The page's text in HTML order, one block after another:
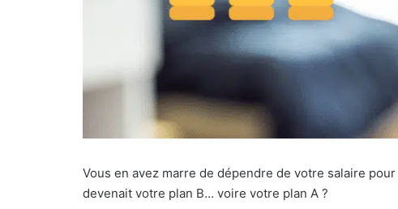
Vous en avez marre de dépendre de votre salaire
devenait votre plan B… voire votre plan A ?